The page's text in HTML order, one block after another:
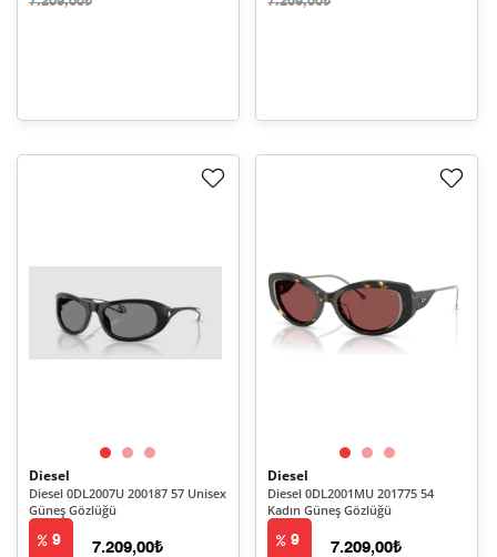
Diesel
Diesel 0DL2007U 200187 57 Unisex
Güneş Gözlüğü
9 7.209,00₺
Diesel
Diesel 0DL2001MU 201775 54
Kadın Güneş Gözlüğü
9 7.209,00₺